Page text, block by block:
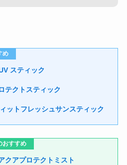
め
スティック
テクトスティック
ットフレッシュサンスティック
おすすめ
クアプロテクトミスト